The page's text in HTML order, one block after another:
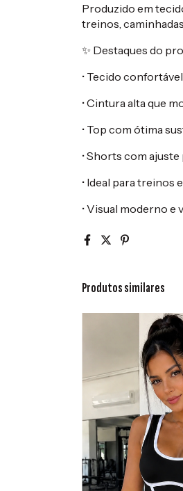
Produzido em
treinos,
✨ Destaques do
• Tecido
• Cintura alta que
• Top com ótima
• Shorts com
• Ideal para treinos
• Visual moderno e
Produtos similares